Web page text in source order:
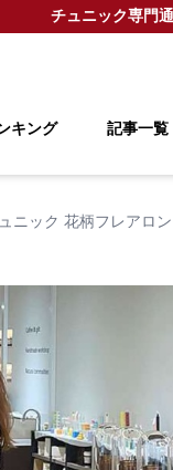
チュニック専門
キング 記事一覧
ニック 花柄フレアロ